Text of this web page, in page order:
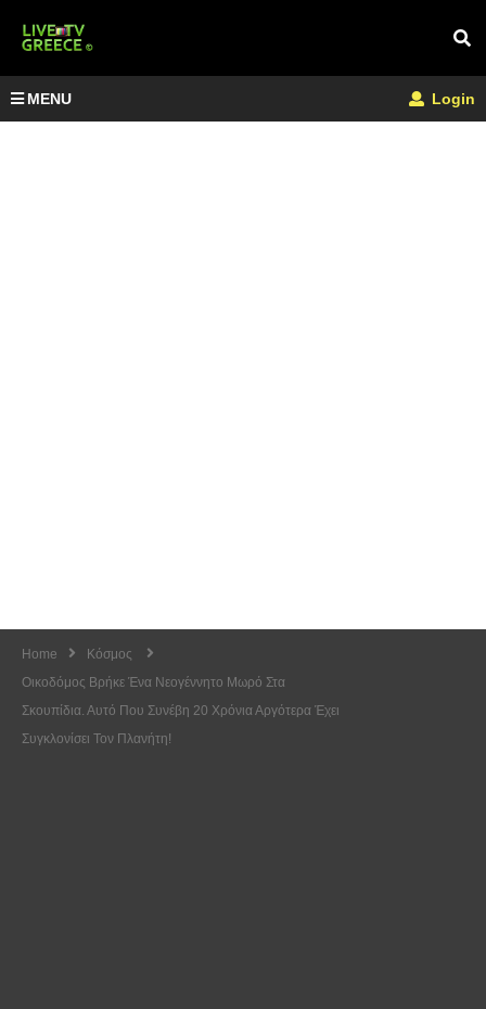
MENU Login
Home
Κόσμος
Οικοδόμος Βρήκε Ένα Νεογέννητο Μωρό Στα
Σκουπίδια. Αυτό Που Συνέβη 20 Χρόνια Αργότερα Έχει
Συγκλονίσει Τον Πλανήτη!